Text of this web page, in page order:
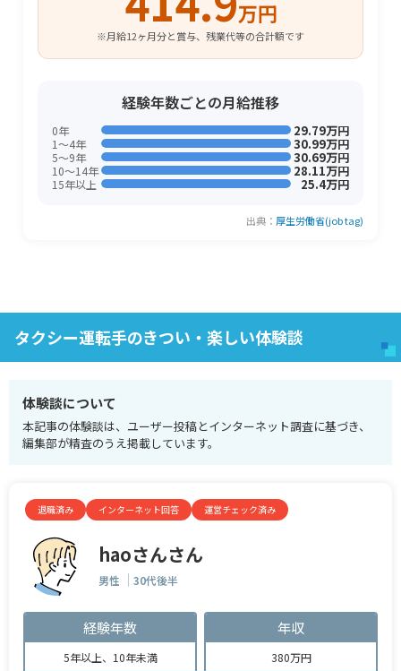
万円
※月給12ヶ月分と賞与、残業代等の合計額です
経験年数ごとの月給推移
0年 29.79万円
1〜4年 30.99万円
5〜9年 30.69万円
10〜14年 28.11万円
15年以上 25.4万円
出典： 厚生労働省(job tag)
タクシー運転手のきつい・楽しい体験談
体験談について
本記事の体験談は、ユーザー投稿とインターネット調査に基づき、
編集部が精査のうえ掲載しています。
退職済み インターネット回答 運営チェック済み
haoさんさん
男性 30代後半
経験年数
5年以上、10年未満
年収
380万円